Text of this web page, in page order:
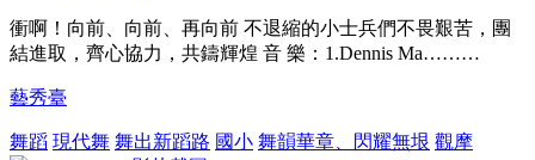
衝啊！向前、向前、再向前 不退縮的小士兵們不畏艱苦，團
結進取，齊心協力，共鑄輝煌 音 樂：1.Dennis Ma………
藝秀臺
舞蹈 現代舞 舞出新蹈路 國小 舞韻華章、閃耀無垠 觀摩